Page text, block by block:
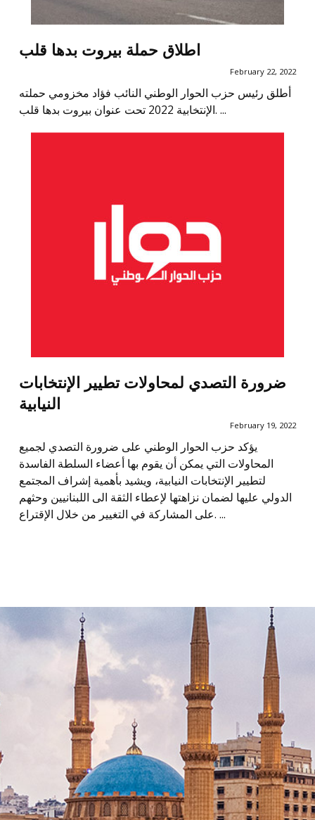
اطلاق حملة بيروت بدها قلب
February 22, 2022
أطلق رئيس حزب الحوار الوطني النائب فؤاد مخزومي حملته
الإنتخابية 2022 تحت عنوان بيروت بدها قلب. ...
ضرورة التصدي لمحاولات تطيير الإنتخابات
النيابية
February 19, 2022
يؤكد حزب الحوار الوطني على ضرورة التصدي لجميع
المحاولات التي يمكن أن يقوم بها أعضاء السلطة الفاسدة
لتطيير الإنتخابات النيابية، ويشيد بأهمية إشراف المجتمع
الدولي عليها لضمان نزاهتها لإعطاء الثقة الى اللبنانيين وحثهم
على المشاركة في التغيير من خلال الإقتراع. ...